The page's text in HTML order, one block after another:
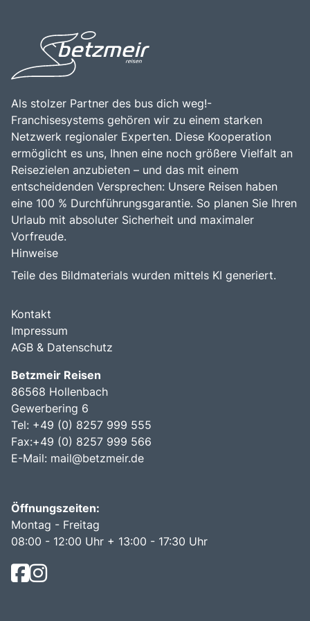
Als stolzer Partner des bus dich weg!-
Franchisesystems gehören wir zu einem starken
Netzwerk regionaler Experten. Diese Kooperation
ermöglicht es uns, Ihnen eine noch größere Vielfalt an
Reisezielen anzubieten – und das mit einem
entscheidenden Versprechen: Unsere Reisen haben
eine 100 % Durchführungsgarantie. So planen Sie Ihren
Urlaub mit absoluter Sicherheit und maximaler
Vorfreude.
Hinweise
Teile des Bildmaterials wurden mittels KI generiert.
Kontakt
Impressum
AGB & Datenschutz
Betzmeir Reisen
86568 Hollenbach
Gewerbering 6
Tel: +49 (0) 8257 999 555
Fax:+49 (0) 8257 999 566
E-Mail: mail@betzmeir.de
Öffnungszeiten:
Montag - Freitag
08:00 - 12:00 Uhr + 13:00 - 17:30 Uhr